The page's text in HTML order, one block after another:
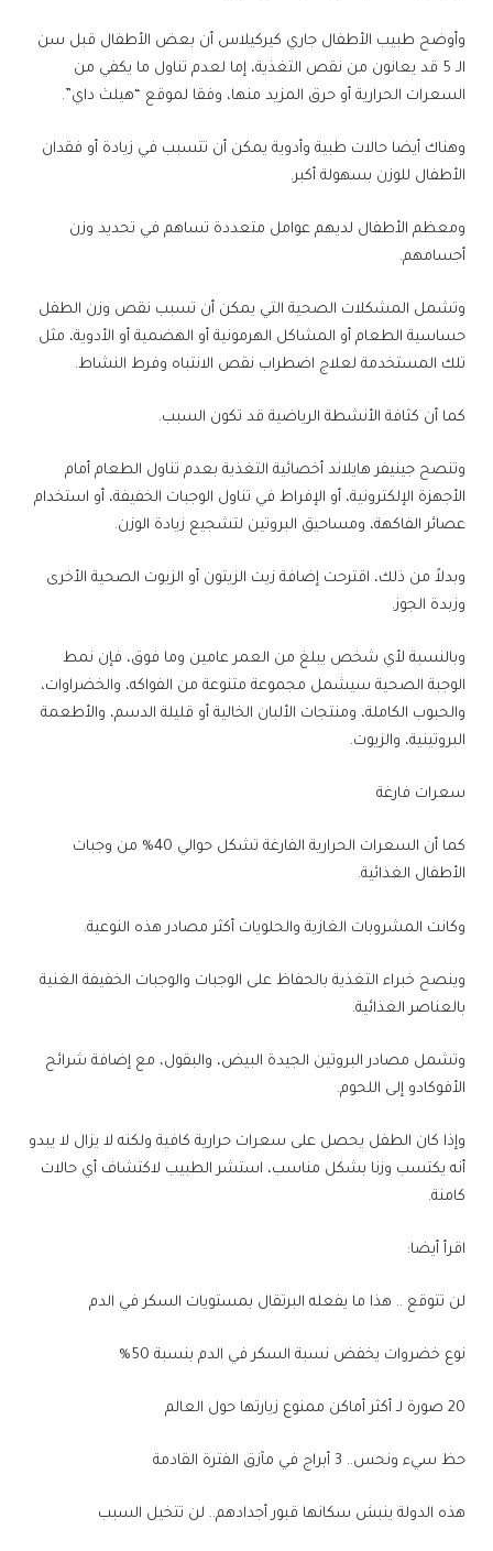
وأوضح طبيب الأطفال جاري كيركيلاس أن بعض الأطفال قبل سن
الـ 5 قد يعانون من نقص التغذية، إما لعدم تناول ما يكفي من
السعرات الحرارية أو حرق المزيد منها، وفقا لموقع “هيلث داي”.
وهناك أيضا حالات طبية وأدوية يمكن أن تتسبب في زيادة أو فقدان
الأطفال للوزن بسهولة أكبر.
ومعظم الأطفال لديهم عوامل متعددة تساهم في تحديد وزن
أجسامهم.
وتشمل المشكلات الصحية التي يمكن أن تسبب نقص وزن الطفل
حساسية الطعام أو المشاكل الهرمونية أو الهضمية أو الأدوية، مثل
تلك المستخدمة لعلاج اضطراب نقص الانتباه وفرط النشاط.
كما أن كثافة الأنشطة الرياضية قد تكون السبب.
وتنصح جينيفر هايلاند أخصائية التغذية بعدم تناول الطعام أمام
الأجهزة الإلكترونية، أو الإفراط في تناول الوجبات الخفيفة، أو استخدام
عصائر الفاكهة، ومساحيق البروتين لتشجيع زيادة الوزن.
وبدلاً من ذلك، اقترحت إضافة زيت الزيتون أو الزيوت الصحية الأخرى
وزبدة الجوز.
وبالنسبة لأي شخص يبلغ من العمر عامين وما فوق، فإن نمط
الوجبة الصحية سيشمل مجموعة متنوعة من الفواكه، والخضراوات،
والحبوب الكاملة، ومنتجات الألبان الخالية أو قليلة الدسم، والأطعمة
البروتينية، والزيوت.
سعرات فارغة
كما أن السعرات الحرارية الفارغة تشكل حوالي 40% من وجبات
الأطفال الغذائية.
وكانت المشروبات الغازية والحلويات أكثر مصادر هذه النوعية.
وينصح خبراء التغذية بالحفاظ على الوجبات والوجبات الخفيفة الغنية
بالعناصر الغذائية.
وتشمل مصادر البروتين الجيدة البيض، والبقول، مع إضافة شرائح
الأفوكادو إلى اللحوم.
وإذا كان الطفل يحصل على سعرات حرارية كافية ولكنه لا يزال لا يبدو
أنه يكتسب وزنا بشكل مناسب، استشر الطبيب لاكتشاف أي حالات
كامنة.
اقرأ أيضا:
لن تتوقع .. هذا ما يفعله البرتقال بمستويات السكر في الدم
نوع خضروات يخفض نسبة السكر في الدم بنسبة 50%
20 صورة لـ أكثر أماكن ممنوع زيارتها حول العالم
حظ سيء ونحس.. 3 أبراج في مآزق الفترة القادمة
هذه الدولة ينبش سكانها قبور أجدادهم.. لن تتخيل السبب